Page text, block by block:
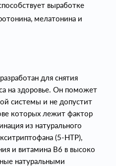
выработке
мелатонина и
для снятия
на здоровье. Он поможет
системы и не допустит
которых лежит фактор
из натурального
(5-НТР),
и витамина В6 в высоко
натуральными